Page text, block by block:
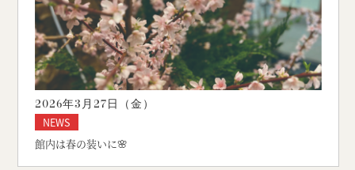
2026年3月27日（金 ）
NEWS
館内は春の装いに🌸